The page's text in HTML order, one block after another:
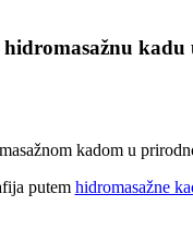
hidromasažnu
putem hidromasažne